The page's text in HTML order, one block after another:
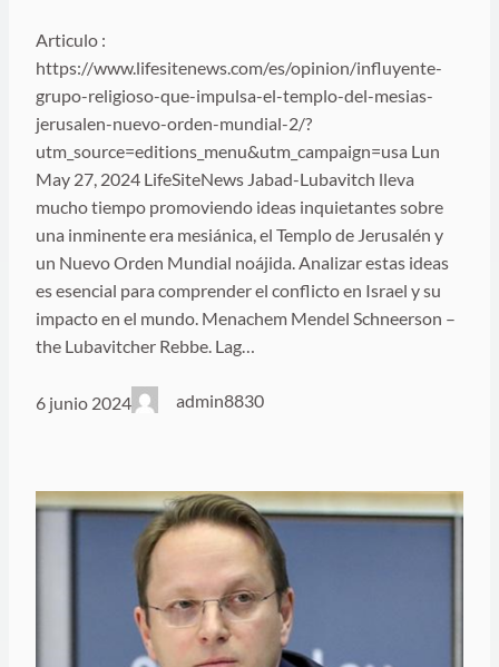
Articulo :
https://www.lifesitenews.com/es/opinion/influyente-
grupo-religioso-que-impulsa-el-templo-del-mesias-
jerusalen-nuevo-orden-mundial-2/?
utm_source=editions_menu&utm_campaign=usa Lun
May 27, 2024 LifeSiteNews Jabad-Lubavitch lleva
mucho tiempo promoviendo ideas inquietantes sobre
una inminente era mesiánica, el Templo de Jerusalén y
un Nuevo Orden Mundial noájida. Analizar estas ideas
es esencial para comprender el conflicto en Israel y su
impacto en el mundo. Menachem Mendel Schneerson –
the Lubavitcher Rebbe. Lag…
6 junio 2024 admin8830